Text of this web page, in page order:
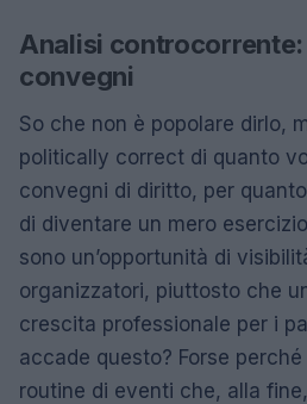
Analisi
convegni
So che non è popolare dirlo,
politically correct di quanto
convegni di diritto, per
di diventare un mero
sono un’opportunità di
organizzatori, piuttosto che
crescita professionale per i
accade questo? Forse
routine di eventi che, alla